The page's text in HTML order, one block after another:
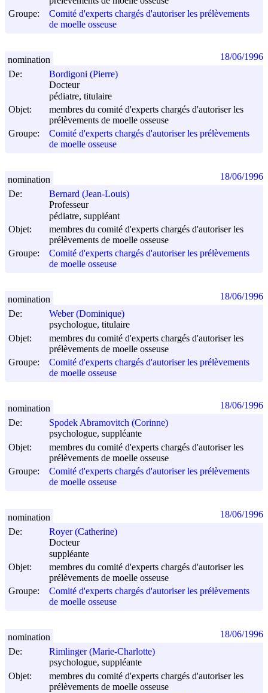
Groupe:
Comité d'experts chargés d'autoriser les prélèvements
de moelle osseuse
De:
Bordigoni (Pierre)
Docteur
pédiatre, titulaire
Objet:
membres du comité d'experts chargés d'autoriser les
prélèvements de moelle osseuse
Groupe:
Comité d'experts chargés d'autoriser les prélèvements
de moelle osseuse
nomination 18/06/1996
De:
Bernard (Jean-Louis)
Professeur
pédiatre, suppléant
Objet:
membres du comité d'experts chargés d'autoriser les
prélèvements de moelle osseuse
Groupe:
Comité d'experts chargés d'autoriser les prélèvements
de moelle osseuse
nomination 18/06/1996
De:
Weber (Dominique)
psychologue, titulaire
Objet:
membres du comité d'experts chargés d'autoriser les
prélèvements de moelle osseuse
Groupe:
Comité d'experts chargés d'autoriser les prélèvements
de moelle osseuse
nomination 18/06/1996
De:
Spodek Abramovitch (Corinne)
psychologue, suppléante
Objet:
membres du comité d'experts chargés d'autoriser les
prélèvements de moelle osseuse
Groupe:
Comité d'experts chargés d'autoriser les prélèvements
de moelle osseuse
nomination 18/06/1996
De:
Royer (Catherine)
Docteur
suppléante
Objet:
membres du comité d'experts chargés d'autoriser les
prélèvements de moelle osseuse
Groupe:
Comité d'experts chargés d'autoriser les prélèvements
de moelle osseuse
nomination 18/06/1996
De:
Rimlinger (Marie-Charlotte)
psychologue, suppléante
Objet:
membres du comité d'experts chargés d'autoriser les
prélèvements de moelle osseuse
nomination 18/06/1996